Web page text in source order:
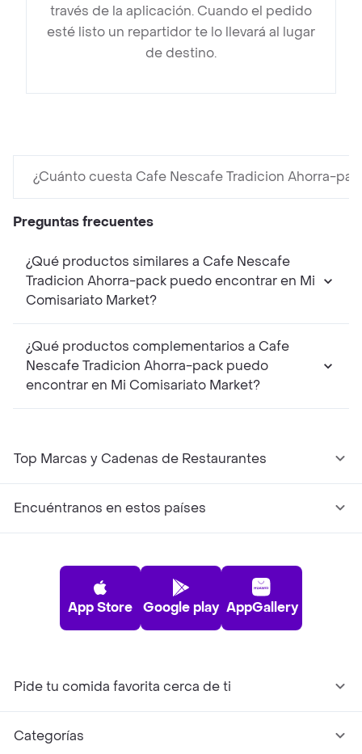
través de la aplicación. Cuando el pedido
esté listo un repartidor te lo llevará al lugar
de destino.
¿Cuánto cuesta Cafe Nescafe Tradicion Ahorra-
Preguntas frecuentes
¿Qué productos similares a Cafe Nescafe
Tradicion Ahorra-pack puedo encontrar en Mi
Comisariato Market?
¿Qué productos complementarios a Cafe
Nescafe Tradicion Ahorra-pack puedo
encontrar en Mi Comisariato Market?
Top Marcas y Cadenas de Restaurantes
Encuéntranos en estos países
App Store Google play AppGallery
Pide tu comida favorita cerca de ti
Categorías